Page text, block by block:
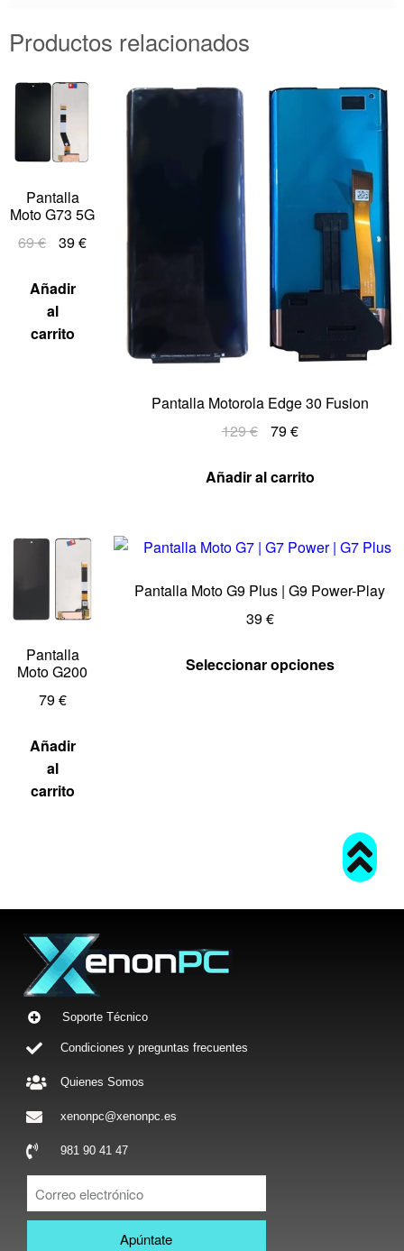
Productos relacionados
Pantalla
Moto G73 5G
69€ 39€
Añadir
al
carrito
Pantalla Motorola Edge 30 Fusion
129€ 79€
Añadir al carrito
Pantalla
Moto G200
79€
Añadir
al
carrito
Pantalla Moto G9 Plus | G9 Power-Play
39€
Seleccionar opciones
Soporte Técnico
Condiciones y preguntas frecuentes
Quienes Somos
xenonpc@xenonpc.es
981 90 41 47
Apúntate